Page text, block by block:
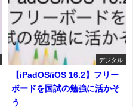
デジタル
【iPadOS/iOS 16.2】フリー
ボードを国試の勉強に活かそ
う